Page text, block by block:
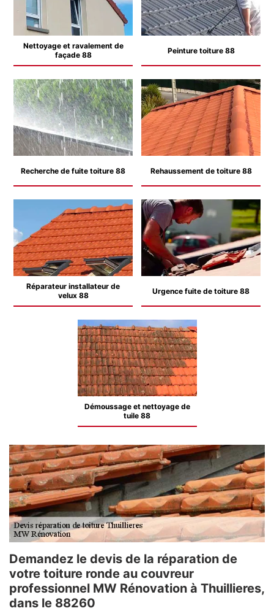
Nettoyage et ravalement de
façade 88
Peinture toiture 88
Recherche de fuite toiture 88 Rehaussement de toiture 88
Réparateur installateur de
velux 88
Urgence fuite de toiture 88
Démoussage et nettoyage de
tuile 88
Demandez le devis de la réparation de
votre toiture ronde au couvreur
professionnel MW Rénovation à Thuillieres,
dans le 88260